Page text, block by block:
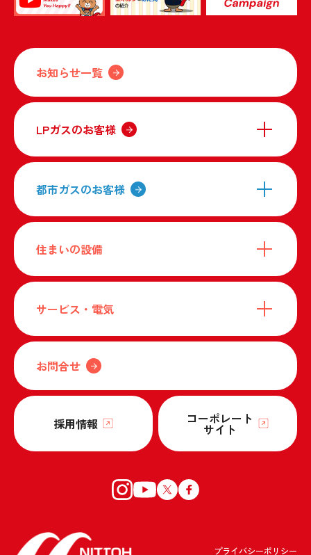
お知らせ一覧
LPガスのお客様
都市ガスのお客様
住まいの設備
サービス・電気
お問合せ
採用情報 コーポレート
サイト
プライバシーポリシー